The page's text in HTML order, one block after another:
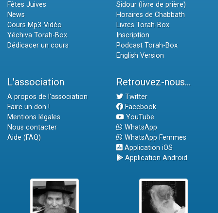
Fêtes Juives
News
Cours Mp3-Vidéo
Yéchiva Torah-Box
Dédicacer un cours
Sidour (livre de prière)
Horaires de Chabbath
Livres Torah-Box
Inscription
Podcast Torah-Box
English Version
L'association
A propos de l'association
Faire un don !
Mentions légales
Nous contacter
Aide (FAQ)
Retrouvez-nous...
Twitter
Facebook
YouTube
WhatsApp
WhatsApp Femmes
Application iOS
Application Android